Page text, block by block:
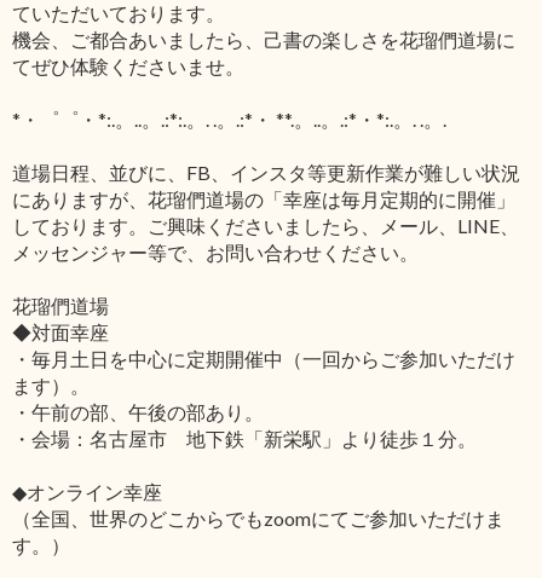
ていただいております。
機会、ご都合あいましたら、己書の楽しさを花瑠們道場に
てぜひ体験くださいませ。
*・゜゜・*:.。..。.:*:.。. .。.:*・ **.。..。.:*・*:.。. .。.
道場日程、並びに、FB、インスタ等更新作業が難しい状況
にありますが、花瑠們道場の「幸座は毎月定期的に開催」
しております。ご興味くださいましたら、メール、LINE、
メッセンジャー等で、お問い合わせください。
花瑠們道場
◆対面幸座
・毎月土日を中心に定期開催中（一回からご参加いただけ
ます）。
・午前の部、午後の部あり。
・会場：名古屋市 地下鉄「新栄駅」より徒歩１分。
◆オンライン幸座
（全国、世界のどこからでもzoomにてご参加いただけま
す。）